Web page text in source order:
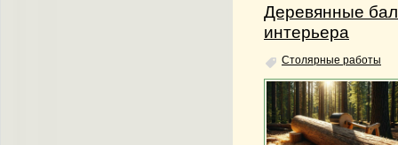
Деревянные
интерьера
Столярные работы